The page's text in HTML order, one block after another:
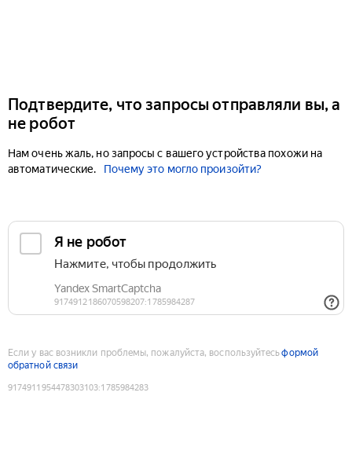
Подтвердите, что запросы отправляли вы, а
не робот
Нам очень жаль, но запросы с вашего устройства похожи на
автоматические.
Почему это могло произойти?
Если у вас возникли проблемы, пожалуйста, воспользуйтесьформой
обратной связи
9174911954478303103:1785984283